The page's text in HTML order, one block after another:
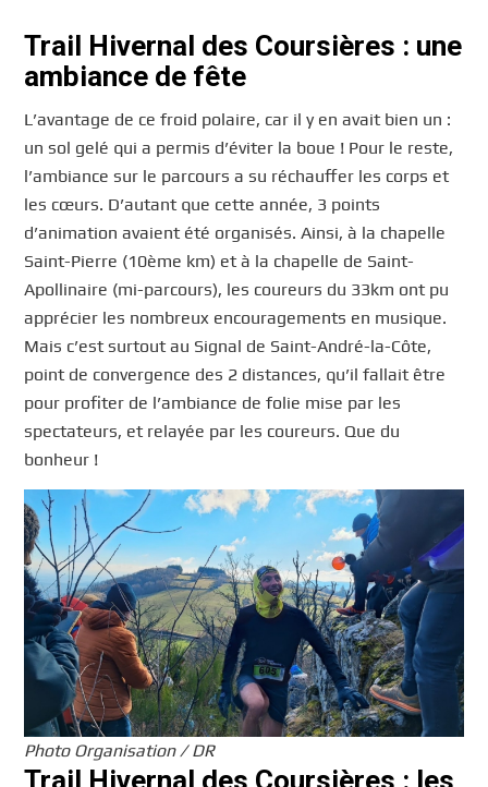
Trail Hivernal des Coursières : une
ambiance de fête
L’avantage de ce froid polaire, car il y en avait bien un :
un sol gelé qui a permis d’éviter la boue ! Pour le reste,
l’ambiance sur le parcours a su réchauffer les corps et
les cœurs. D’autant que cette année, 3 points
d’animation avaient été organisés. Ainsi, à la chapelle
Saint-Pierre (10ème km) et à la chapelle de Saint-
Apollinaire (mi-parcours), les coureurs du 33km ont pu
apprécier les nombreux encouragements en musique.
Mais c’est surtout au Signal de Saint-André-la-Côte,
point de convergence des 2 distances, qu’il fallait être
pour profiter de l’ambiance de folie mise par les
spectateurs, et relayée par les coureurs. Que du
bonheur !
Photo Organisation / DR
Trail Hivernal des Coursières : les